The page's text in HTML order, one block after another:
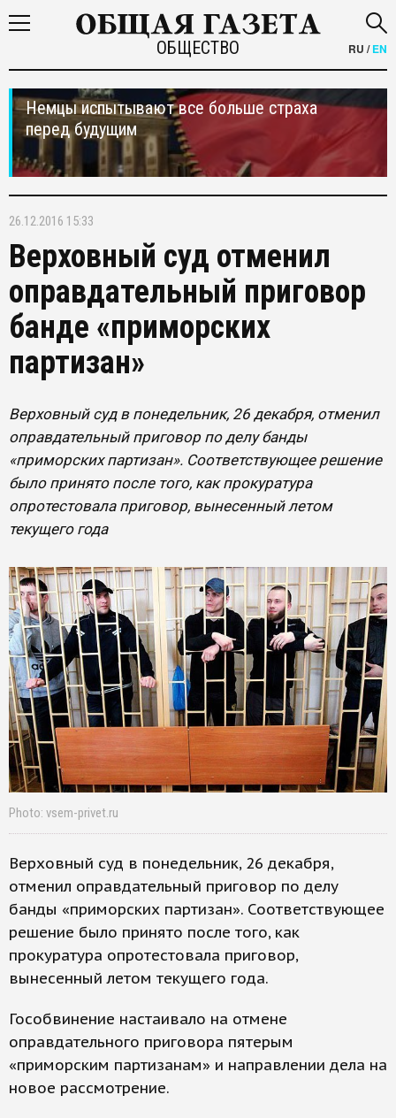
ОБЩЕСТВО RU /EN
Немцы испытывают все больше страха
перед будущим
26.12.2016 15:33
Верховный суд отменил
оправдательный приговор
банде «приморских
партизан»
Верховный суд в понедельник, 26 декабря, отменил
оправдательный приговор по делу банды
«приморских партизан». Соответствующее решение
было принято после того, как прокуратура
опротестовала приговор, вынесенный летом
текущего года
Photo: vsem-privet.ru
Верховный суд в понедельник, 26 декабря,
отменил оправдательный приговор по делу
банды «приморских партизан». Соответствующее
решение было принято после того, как
прокуратура опротестовала приговор,
вынесенный летом текущего года.
Гособвинение настаивало на отмене
оправдательного приговора пятерым
«приморским партизанам» и направлении дела на
новое рассмотрение.